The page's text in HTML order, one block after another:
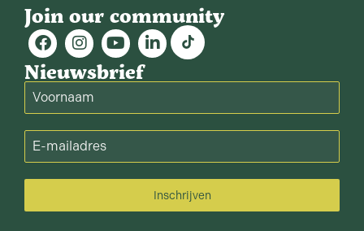
Join our community
Nieuwsbrief
Inschrijven